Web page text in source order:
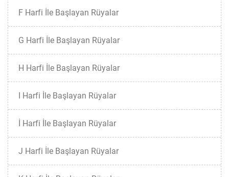
F Harfi İle Başlayan Rüyalar
G Harfi İle Başlayan Rüyalar
H Harfi İle Başlayan Rüyalar
I Harfi İle Başlayan Rüyalar
İ Harfi İle Başlayan Rüyalar
J Harfi İle Başlayan Rüyalar